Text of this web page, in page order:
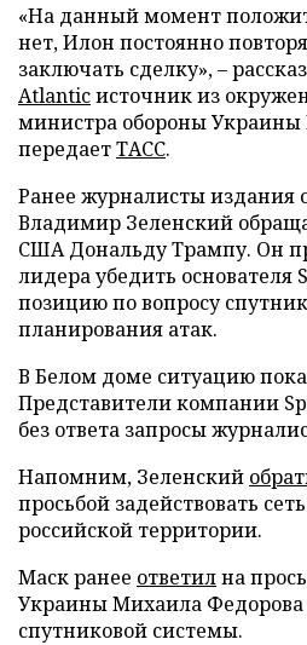
«На данный момент
нет, Илон постоянно
заключать сделку», –
Atlanticисточник из
министра обороны
передаетТАСС.
Ранее журналисты издания
Владимир Зеленский
США Дональду Трампу. Он
лидера убедить основателя
позицию по вопросу
планирования атак.
В Белом доме ситуацию
Представители компании
без ответа запросы
Напомним, Зеленский
просьбой задействовать
российской территории.
Маск ранее ответилна
Украины Михаила
спутниковой системы.